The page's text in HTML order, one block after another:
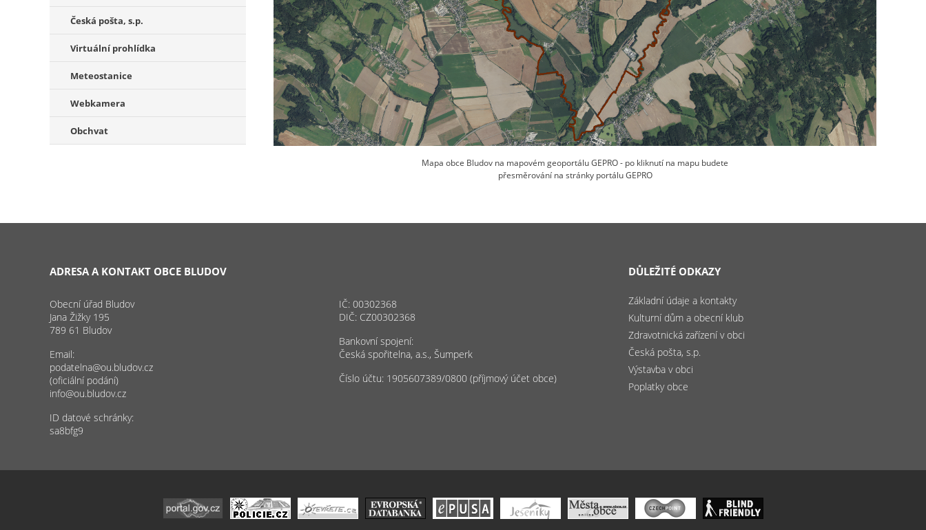
Česká pošta, s.p.
Virtuální prohlídka
Meteostanice
Webkamera
Obchvat
Mapa obce Bludov na mapovém geoportálu GEPRO - po kliknutí na mapu budete
přesměrování na stránky portálu GEPRO
ADRESA A KONTAKT OBCE BLUDOV
Obecní úřad Bludov
Jana Žižky 195
789 61 Bludov
Email:
podatelna@ou.bludov.cz
(oficiální podání)
info@ou.bludov.cz
ID datové schránky:
sa8bfg9
IČ: 00302368
DIČ: CZ00302368
Bankovní spojení:
Česká spořitelna, a.s., Šumperk
Číslo účtu: 1905607389/0800 (příjmový účet obce)
DŮLEŽITÉ ODKAZY
Základní údaje a kontakty
Kulturní dům a obecní klub
Zdravotnická zařízení v obci
Česká pošta, s.p.
Výstavba v obci
Poplatky obce